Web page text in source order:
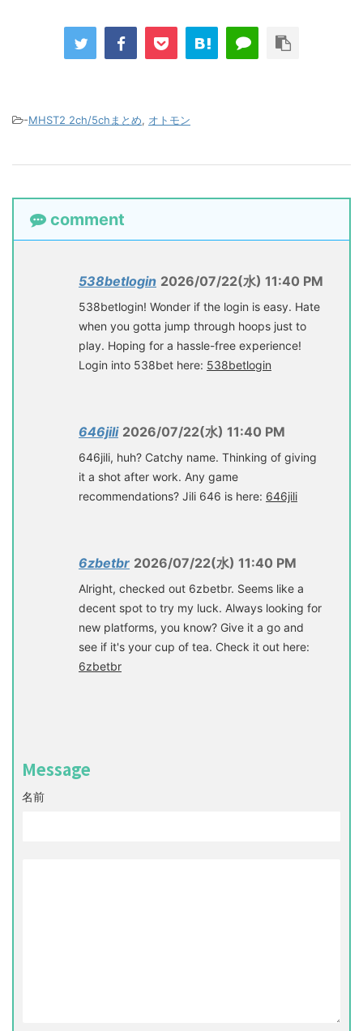
-MHST2 2ch/5chまとめ, オトモン
comment
538betlogin 2026/07/22(水) 11:40 PM
538betlogin! Wonder if the login is easy. Hate
when you gotta jump through hoops just to
play. Hoping for a hassle-free experience!
Login into 538bet here: 538betlogin
646jili 2026/07/22(水) 11:40 PM
646jili, huh? Catchy name. Thinking of giving
it a shot after work. Any game
recommendations? Jili 646 is here: 646jili
6zbetbr 2026/07/22(水) 11:40 PM
Alright, checked out 6zbetbr. Seems like a
decent spot to try my luck. Always looking for
new platforms, you know? Give it a go and
see if it's your cup of tea. Check it out here:
6zbetbr
Message
名前